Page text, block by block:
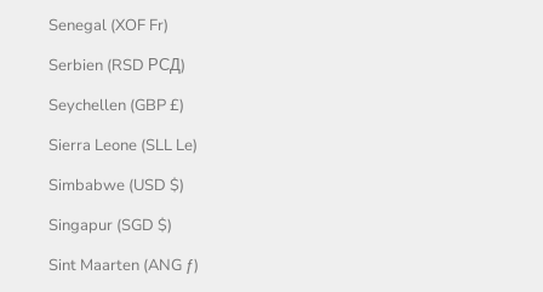
Senegal (XOF Fr)
Serbien (RSD РСД)
Seychellen (GBP £)
Sierra Leone (SLL Le)
Simbabwe (USD $)
Singapur (SGD $)
Sint Maarten (ANG ƒ)